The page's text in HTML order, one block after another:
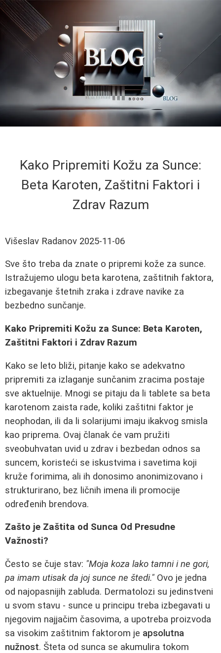
Kako Pripremiti Kožu za Sunce:
Beta Karoten, Zaštitni Faktori i
Zdrav Razum
Višeslav Radanov 2025-11-06
Sve što treba da znate o pripremi kože za sunce.
Istražujemo ulogu beta karotena, zaštitnih faktora,
izbegavanje štetnih zraka i zdrave navike za
bezbedno sunčanje.
Kako Pripremiti Kožu za Sunce: Beta Karoten,
Zaštitni Faktori i Zdrav Razum
Kako se leto bliži, pitanje kako se adekvatno
pripremiti za izlaganje sunčanim zracima postaje
sve aktuelnije. Mnogi se pitaju da li tablete sa beta
karotenom zaista rade, koliki zaštitni faktor je
neophodan, ili da li solarijumi imaju ikakvog smisla
kao priprema. Ovaj članak će vam pružiti
sveobuhvatan uvid u zdrav i bezbedan odnos sa
suncem, koristeći se iskustvima i savetima koji
kruže forimima, ali ih donosimo anonimizovano i
strukturirano, bez ličnih imena ili promocije
određenih brendova.
Zašto je Zaštita od Sunca Od Presudne
Važnosti?
Često se čuje stav: "Moja koza lako tamni i ne gori,
pa imam utisak da joj sunce ne štedi." Ovo je jedna
od najopasnijih zabluda. Dermatolozi su jedinstveni
u svom stavu - sunce u principu treba izbegavati u
njegovim najjačim časovima, a upotreba proizvoda
sa visokim zaštitnim faktorom je apsolutna
nužnost. Šteta od sunca se akumulira tokom